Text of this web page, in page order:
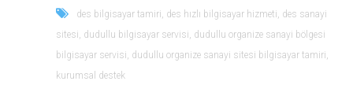
des bilgisayar tamiri des hızlı bilgisayar hizmeti des sanayi
sitesi dudullu bilgisayar servisi dudullu organize sanayi bölgesi
bilgisayar servisi dudullu organize sanayi sitesi bilgisayar tamiri
kurumsal destek